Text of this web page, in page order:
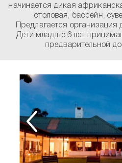
начинается дикая
столовая, бассейн,
Предлагается
Дети младше 6 лет
предварительной